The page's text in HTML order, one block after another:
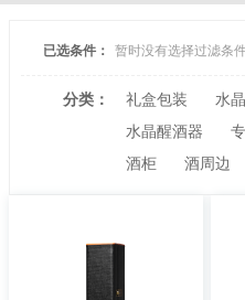
已选条件： 暂时没有选择过滤条
分类： 礼盒包装 水
水晶醒酒器
酒柜
酒周边